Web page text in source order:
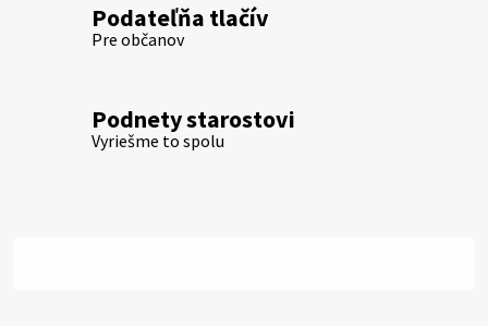
Podateľňa tlačív
Pre občanov
Podnety starostovi
Vyriešme to spolu